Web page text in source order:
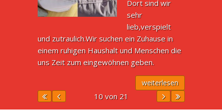
Dort sind wir
sehr
lieb,verspielt
und zutraulich.Wir suchen ein Zuhause in
einem ruhigen Haushalt und Menschen die
uns Zeit zum eingewöhnen geben.
weiterlesen
10 von 21